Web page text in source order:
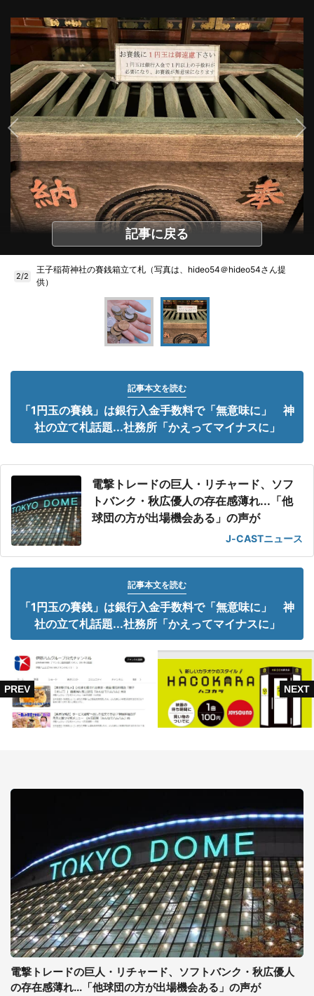
記事に戻る
2/2
王子稲荷神社の賽銭箱立て札（写真は、hideo54＠hideo54さん提
供）
記事本文を読む
「1円玉の賽銭」は銀行入金手数料で「無意味に」 神
社の立て札話題...社務所「かえってマイナスに」
電撃トレードの巨人・リチャード、ソフ
トバンク・秋広優人の存在感薄れ...「他
球団の方が出場機会ある」の声が
J-CASTニュース
記事本文を読む
「1円玉の賽銭」は銀行入金手数料で「無意味に」 神
社の立て札話題...社務所「かえってマイナスに」
電撃トレードの巨人・リチャード、ソフトバンク・秋広優人
の存在感薄れ...「他球団の方が出場機会ある」の声が